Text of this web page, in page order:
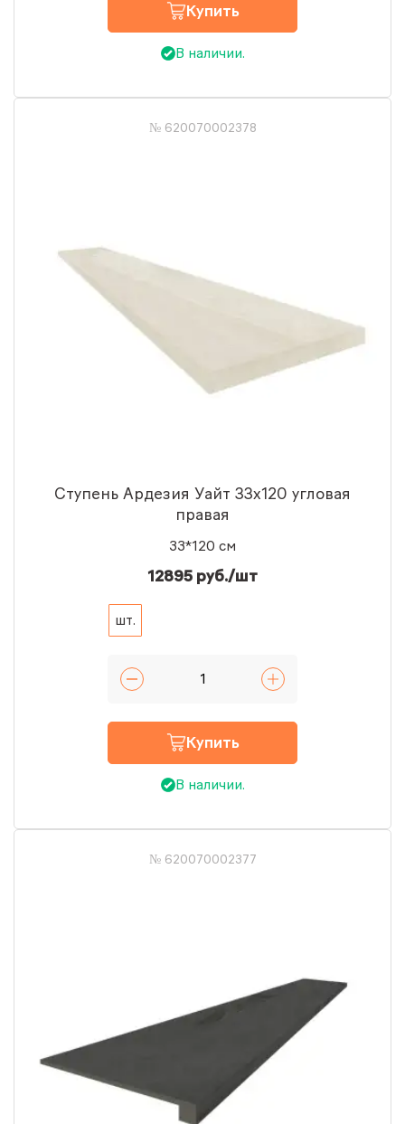
Купить
В наличии.
№ 620070002378
Ступень Ардезия Уайт 33x120 угловая
правая
33*120 см
12895 руб./шт
шт.
Купить
В наличии.
№ 620070002377